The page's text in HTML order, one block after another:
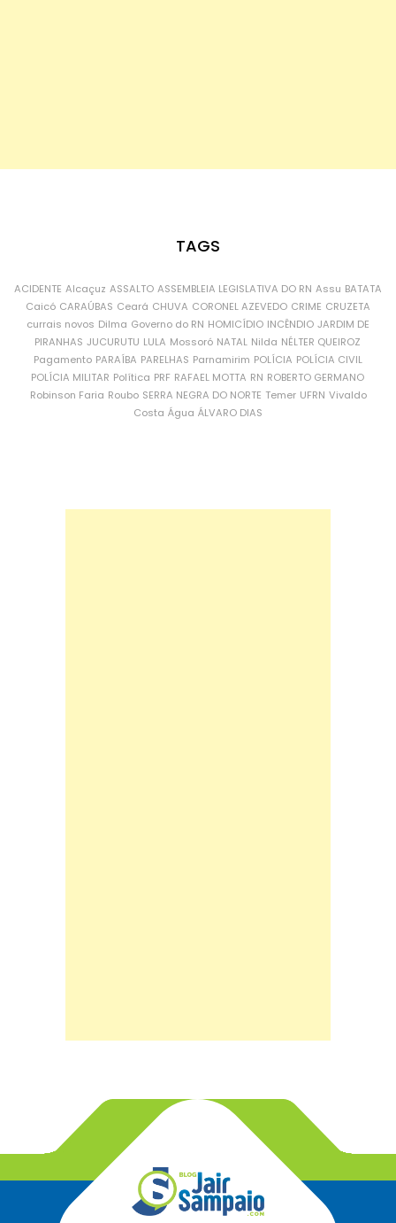
TAGS
ACIDENTE Alcaçuz ASSALTO ASSEMBLEIA LEGISLATIVA DO RN Assu BATATA
Caicó CARAÚBAS Ceará CHUVA CORONEL AZEVEDO CRIME CRUZETA
currais novos Dilma Governo do RN HOMICÍDIO INCÊNDIO JARDIM DE
PIRANHAS JUCURUTU LULA Mossoró NATAL Nilda NÉLTER QUEIROZ
Pagamento PARAÍBA PARELHAS Parnamirim POLÍCIA POLÍCIA CIVIL
POLÍCIA MILITAR Política PRF RAFAEL MOTTA RN ROBERTO GERMANO
Robinson Faria Roubo SERRA NEGRA DO NORTE Temer UFRN Vivaldo
Costa Água ÁLVARO DIAS